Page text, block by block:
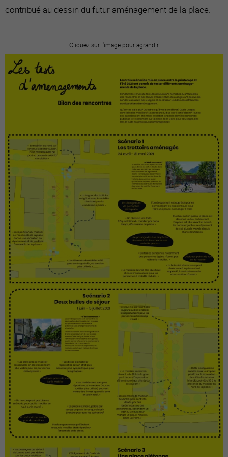
contribué au dessin du futur aménagement de la place.
Cliquez sur l'image pour agrandir